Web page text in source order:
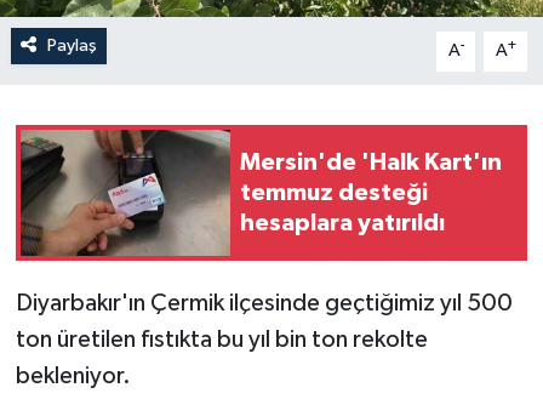
Paylaş A- A+
Mersin'de 'Halk Kart'ın
temmuz desteği
hesaplara yatırıldı
Diyarbakır'ın Çermik ilçesinde geçtiğimiz yıl 500
ton üretilen fıstıkta bu yıl bin ton rekolte
bekleniyor.